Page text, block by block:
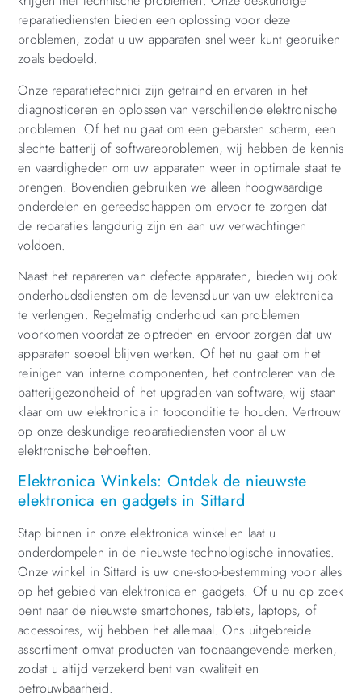
reparatiediensten bieden een oplossing voor deze
problemen, zodat u uw apparaten snel weer kunt gebruiken
zoals bedoeld.
Onze reparatietechnici zijn getraind en ervaren in het
diagnosticeren en oplossen van verschillende elektronische
problemen. Of het nu gaat om een gebarsten scherm, een
slechte batterij of softwareproblemen, wij hebben de kennis
en vaardigheden om uw apparaten weer in optimale staat te
brengen. Bovendien gebruiken we alleen hoogwaardige
onderdelen en gereedschappen om ervoor te zorgen dat
de reparaties langdurig zijn en aan uw verwachtingen
voldoen.
Naast het repareren van defecte apparaten, bieden wij ook
onderhoudsdiensten om de levensduur van uw elektronica
te verlengen. Regelmatig onderhoud kan problemen
voorkomen voordat ze optreden en ervoor zorgen dat uw
apparaten soepel blijven werken. Of het nu gaat om het
reinigen van interne componenten, het controleren van de
batterijgezondheid of het upgraden van software, wij staan
klaar om uw elektronica in topconditie te houden. Vertrouw
op onze deskundige reparatiediensten voor al uw
elektronische behoeften.
Elektronica Winkels: Ontdek de nieuwste
elektronica en gadgets in Sittard
Stap binnen in onze elektronica winkel en laat u
onderdompelen in de nieuwste technologische innovaties.
Onze winkel in Sittard is uw one-stop-bestemming voor alles
op het gebied van elektronica en gadgets. Of u nu op zoek
bent naar de nieuwste smartphones, tablets, laptops, of
accessoires, wij hebben het allemaal. Ons uitgebreide
assortiment omvat producten van toonaangevende merken,
zodat u altijd verzekerd bent van kwaliteit en
betrouwbaarheid.